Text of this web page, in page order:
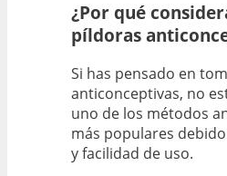
¿Por qué
píldoras
Si has pensado en
anticonceptivas, no
uno de los métodos
más populares
y facilidad de uso.